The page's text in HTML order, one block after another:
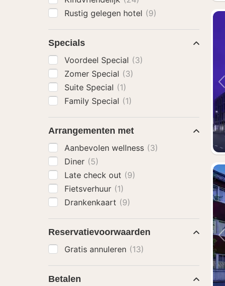
Rustig gelegen hotel (9)
Specials
Voordeel Special (3)
Zomer Special (3)
Suite Special (1)
Family Special (1)
Arrangementen met
Aanbevolen wellness (3)
Diner (5)
Late check out (9)
Fietsverhuur (1)
Drankenkaart (9)
Reservatievoorwaarden
Gratis annuleren (13)
Betalen